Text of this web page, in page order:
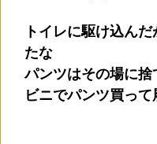
トイレに駆け込ん
たな
パンツはその場に
ビニでパンツ買って